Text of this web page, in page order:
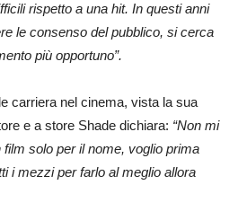
rispetto a una hit. In questi anni
le consenso del pubblico, si cerca
più opportuno”.
carriera nel cinema, vista la sua
e a store Shade dichiara: “Non mi
solo per il nome, voglio prima
i mezzi per farlo al meglio allora